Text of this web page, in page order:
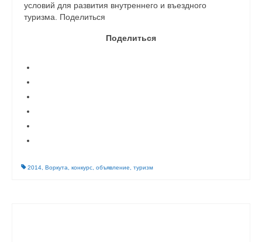
условий для развития внутреннего и въездного
туризма. Поделиться
Поделиться
2014 Воркута конкурс объявление туризм